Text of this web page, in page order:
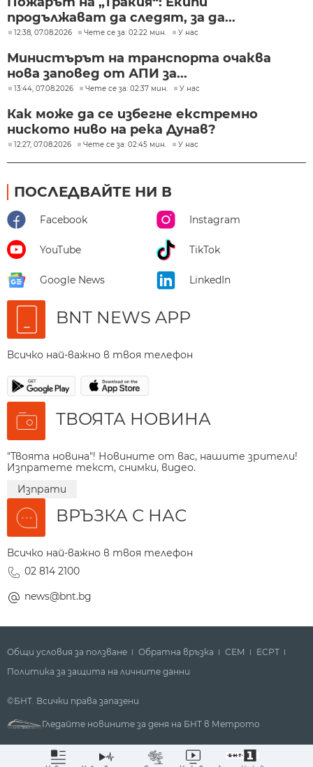
продължават да следят, за да...
12:38, 07.08.2026 Чете се за: 02:22 мин. У нас
Министърът на транспорта очаква
нова заповед от АПИ за...
13:44, 07.08.2026 Чете се за: 02:37 мин. У нас
Как може да се избегне екстремно
ниското ниво на река Дунав?
12:27, 07.08.2026 Чете се за: 02:45 мин. У нас
ПОСЛЕДВАЙТЕ НИ В
Facebook Instagram
YouTube TikTok
Google News LinkedIn
BNT NEWS APP
Всичко най-важно в твоя телефон
ТВОЯТА НОВИНА
"Твоята новина"! Новините от вас, нашите зрители!
Изпратете текст, снимки, видео.
Изпрати
ВРЪЗКА С НАС
Всичко най-важно в твоя телефон
02 814 2100
news@bnt.bg
Общи условия за ползване Обратна връзка СЕМ
ECPT
Политика за защита на личните данни
©БНТ. Всички права запазени
Гледайте новините за деня на БНТ в Метрото